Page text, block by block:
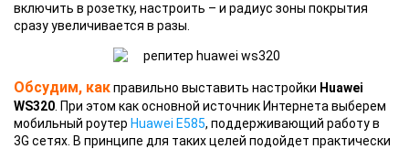
включить в розетку, настроить – и радиус зоны покрытия
сразу увеличивается в разы.
Обсудим, какправильно выставить настройки Huawei
WS320 . При этом как основной источник Интернета выберем
мобильный роутер Huawei E585, поддерживающий работу в
3G сетях. В принципе для таких целей подойдет практически